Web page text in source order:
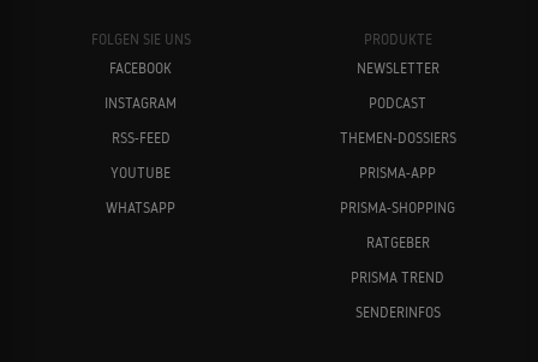
FOLGEN SIE UNS
FACEBOOK
INSTAGRAM
RSS-FEED
YOUTUBE
WHATSAPP
PRODUKTE
NEWSLETTER
PODCAST
THEMEN-DOSSIERS
PRISMA-APP
PRISMA-SHOPPING
RATGEBER
PRISMA TREND
SENDERINFOS